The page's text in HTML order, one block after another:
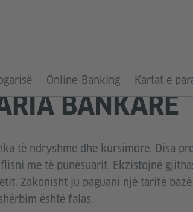
Online-Banking Kartat e
BANKARE
të ndryshme dhe kursimore. Disa
me të punësuarit. Ekzistojnë
Zakonisht ju paguani një tarifë
është falas.